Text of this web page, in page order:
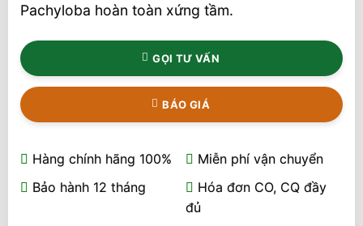
Pachyloba hoàn toàn xứng tầm.
GỌI TƯ VẤN
BÁO GIÁ
Hàng chính hãng 100%
Miễn phí vận chuyển
Bảo hành 12 tháng
Hóa đơn CO, CQ đầy
đủ